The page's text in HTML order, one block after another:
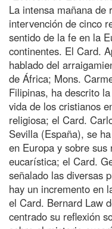
La intensa mañana de
intervención de cinco
sentido de la fe en la
continentes. El Card.
hablado del
de África; Mons.
Filipinas, ha descrito
vida de los cristianos
religiosa; el Card.
Sevilla (España), se
en Europa y sobre
eucarística; el Card.
señalado las diversas
hay un incremento en
el Card. Bernard Law
centrado su reflexión